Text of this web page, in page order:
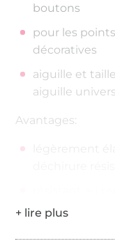
boutons
pour les
décoratives
aiguille et
aiguille
Avantages:
200 mètres
Épaisseur de